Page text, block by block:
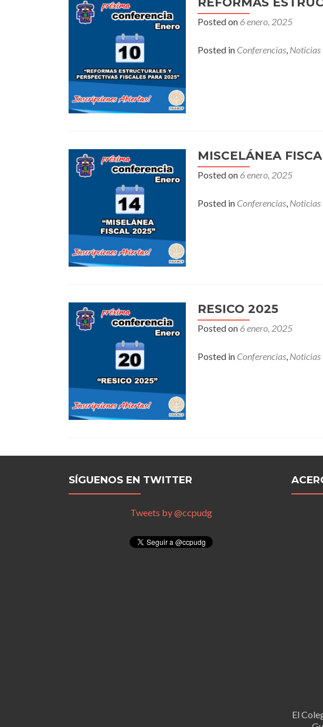
Posted on 6 enero, 2025
Posted in Conferencias, Noticias
MISCELÁNEA
Posted on 6 enero, 2025
Posted in Conferencias, Noticias
RESICO 2025
Posted on 6 enero, 2025
Posted in Conferencias, Noticias
SÍGUENOS EN TWITTER
Tweets by @ccpudg
El